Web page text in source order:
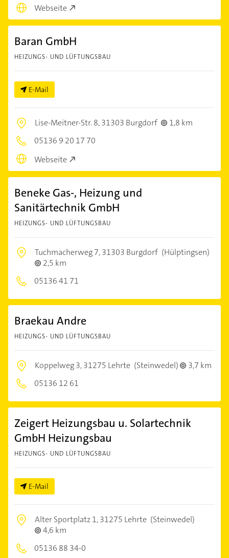
Webseite
Baran GmbH
HEIZUNGS- UND LÜFTUNGSBAU
E-Mail
Lise-Meitner-Str. 8,31303 Burgdorf
1,8 km
05136 9 20 17 70
Webseite
Beneke Gas-, Heizung und
Sanitärtechnik GmbH
HEIZUNGS- UND LÜFTUNGSBAU
Tuchmacherweg 7,31303 Burgdorf (Hülptingsen)
2,5 km
05136 41 71
Braekau Andre
HEIZUNGS- UND LÜFTUNGSBAU
Koppelweg 3,31275 Lehrte (Steinwedel)
3,7 km
05136 12 61
Zeigert Heizungsbau u. Solartechnik
GmbH Heizungsbau
HEIZUNGS- UND LÜFTUNGSBAU
E-Mail
Alter Sportplatz 1,31275 Lehrte (Steinwedel)
4,6 km
05136 88 34-0